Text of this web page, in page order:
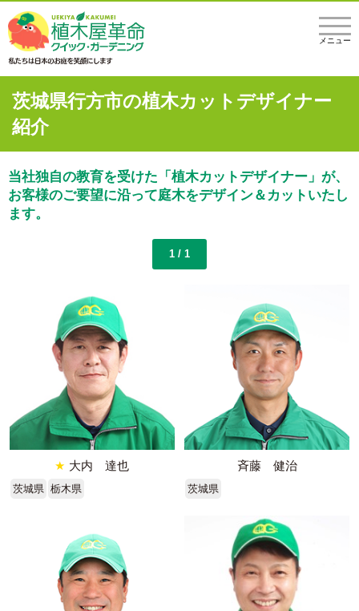
メニュー
茨城県行方市の植木カットデザイナー
紹介
当社独自の教育を受けた「植木カットデザイナー」が、
お客様のご要望に沿って庭木をデザイン＆カットいたし
ます。
1 / 1
★ 大内 達也
茨城県 栃木県
斉藤 健治
茨城県